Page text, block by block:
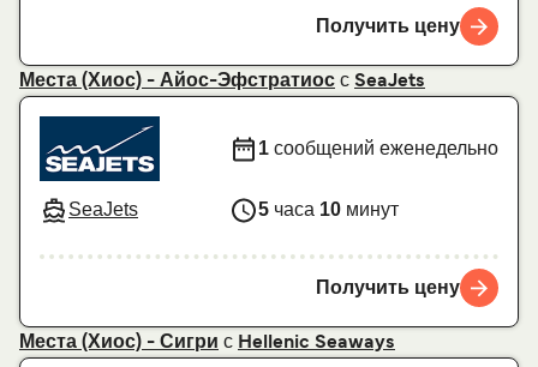
Получить цену
Места (Хиос) - Айос-Эфстратиос с SeaJets
SeaJets
1 сообщений еженедельно
5 часа 10 минут
Получить цену
Места (Хиос) - Сигри с Hellenic Seaways